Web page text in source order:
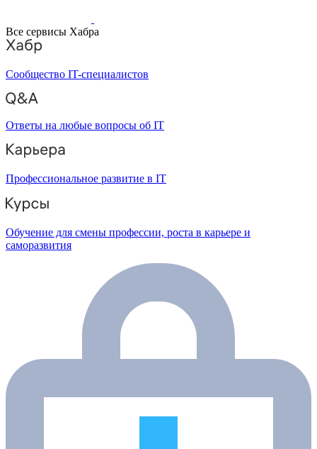
Все сервисы Хабра
Сообщество IT-специалистов
Ответы на любые вопросы об IT
Профессиональное развитие в IT
Обучение для смены профессии, роста в карьере и
саморазвития